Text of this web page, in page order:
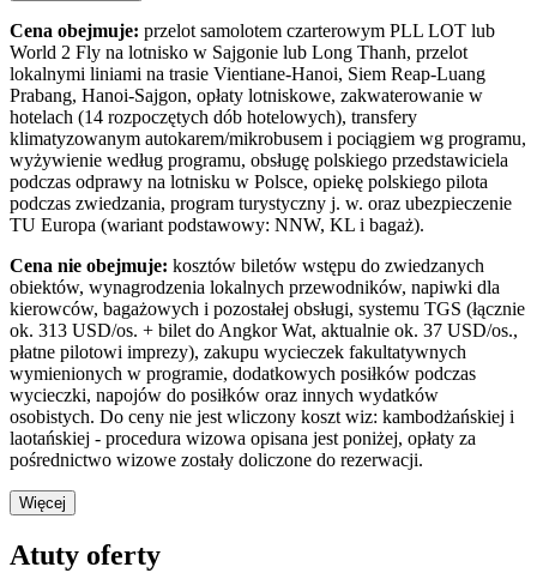
Cena obejmuje: przelot samolotem czarterowym PLL LOT lub
World 2 Fly na lotnisko w Sajgonie lub Long Thanh, przelot
lokalnymi liniami na trasie Vientiane-Hanoi, Siem Reap-Luang
Prabang, Hanoi-Sajgon, opłaty lotniskowe, zakwaterowanie w
hotelach (14 rozpoczętych dób hotelowych), transfery
klimatyzowanym autokarem/mikrobusem i pociągiem wg programu,
wyżywienie według programu, obsługę polskiego przedstawiciela
podczas odprawy na lotnisku w Polsce, opiekę polskiego pilota
podczas zwiedzania, program turystyczny j. w. oraz ubezpieczenie
TU Europa (wariant podstawowy: NNW, KL i bagaż).
Cena nie obejmuje: kosztów biletów wstępu do zwiedzanych
obiektów, wynagrodzenia lokalnych przewodników, napiwki dla
kierowców, bagażowych i pozostałej obsługi, systemu TGS (łącznie
ok. 313 USD/os. + bilet do Angkor Wat, aktualnie ok. 37 USD/os.,
płatne pilotowi imprezy), zakupu wycieczek fakultatywnych
wymienionych w programie, dodatkowych posiłków podczas
wycieczki, napojów do posiłków oraz innych wydatków
osobistych. Do ceny nie jest wliczony koszt wiz: kambodżańskiej i
laotańskiej - procedura wizowa opisana jest poniżej, opłaty za
pośrednictwo wizowe zostały doliczone do rezerwacji.
Więcej
Atuty oferty